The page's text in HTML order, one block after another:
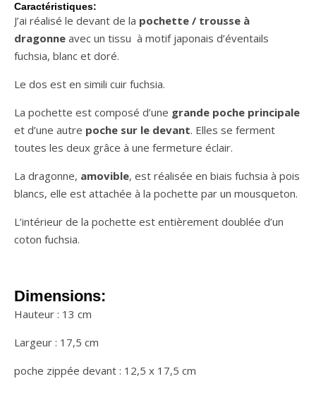
Caractéristiques:
J’ai réalisé le devant de la pochette / trousse à
dragonne avec un tissu à motif japonais d’éventails
fuchsia, blanc et doré.
Le dos est en simili cuir fuchsia.
La pochette est composé d’une grande poche principale
et d’une autre poche sur le devant. Elles se ferment
toutes les deux grâce à une fermeture éclair.
La dragonne, amovible, est réalisée en biais fuchsia à pois
blancs, elle est attachée à la pochette par un mousqueton.
L’intérieur de la pochette est entièrement doublée d’un
coton fuchsia.
Dimensions:
Hauteur : 13 cm
Largeur : 17,5 cm
poche zippée devant : 12,5 x 17,5 cm